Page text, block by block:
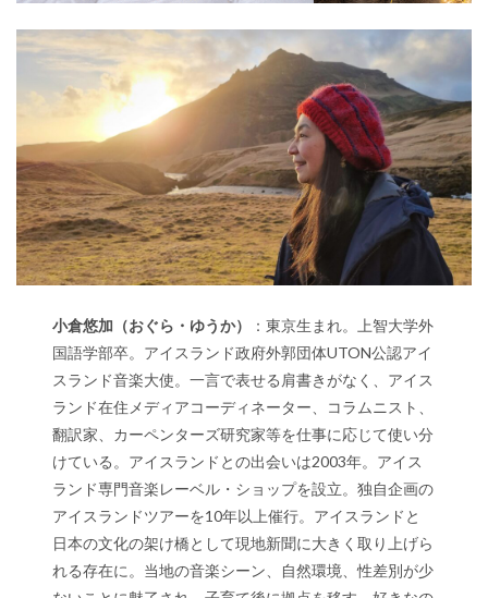
小倉悠加（おぐら・ゆうか）
：東京生まれ。上智大学外
国語学部卒。アイスランド政府外郭団体UTON公認アイ
スランド音楽大使。一言で表せる肩書きがなく、アイス
ランド在住メディアコーディネーター、コラムニスト、
翻訳家、カーペンターズ研究家等を仕事に応じて使い分
けている。アイスランドとの出会いは2003年。アイス
ランド専門音楽レーベル・ショップを設立。独自企画の
アイスランドツアーを10年以上催行。アイスランドと
日本の文化の架け橋として現地新聞に大きく取り上げら
れる存在に。当地の音楽シーン、自然環境、性差別が少